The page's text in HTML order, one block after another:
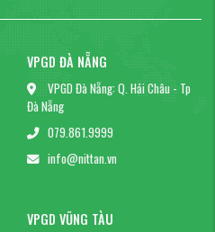
VPGD ĐÀ NẴNG
VPGD Đà Nẵng: Q. Hải Châu - Tp
Đà Nẵng
079.861.9999
info@nittan.vn
VPGD VŨNG TÀU